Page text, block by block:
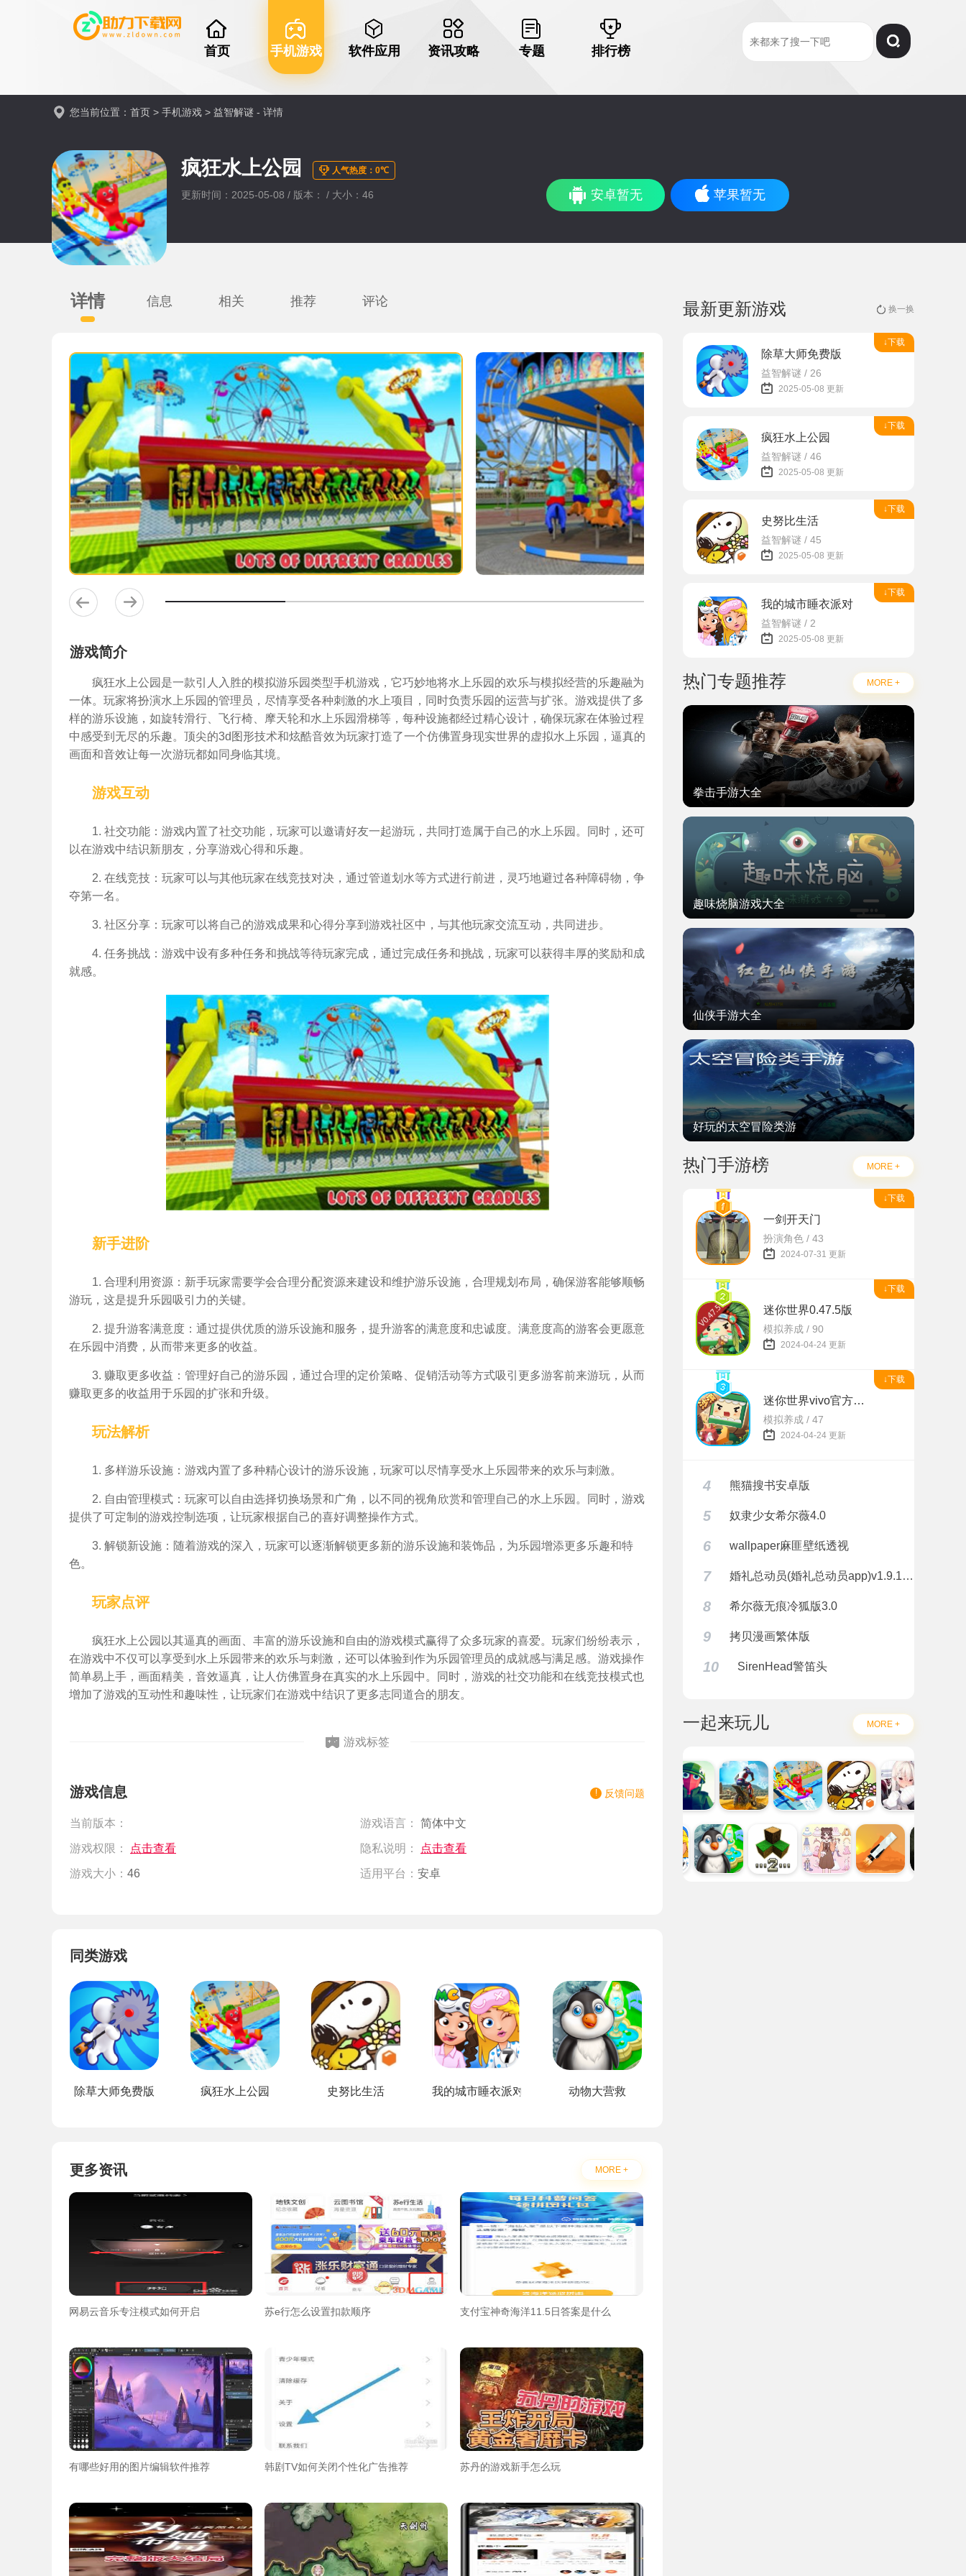
首页 手机游戏 软件应用 资讯攻略 专题 排行榜
您当前位置： 首页 > 手机游戏 > 益智解谜 - 详情
疯狂水上公园 人气热度：0℃
更新时间：2025-05-08 / 版本： / 大小：46 安卓暂无 苹果暂无
详情 信息 相关 推荐 评论
游戏简介
疯狂水上公园是一款引人入胜的模拟游乐园类型手机游戏，它巧妙地将水上乐园的欢乐与模拟经营的乐趣融为
一体。玩家将扮演水上乐园的管理员，尽情享受各种刺激的水上项目，同时负责乐园的运营与扩张。游戏提供了多
样的游乐设施，如旋转滑行、飞行椅、摩天轮和水上乐园滑梯等，每种设施都经过精心设计，确保玩家在体验过程
中感受到无尽的乐趣。顶尖的3d图形技术和炫酷音效为玩家打造了一个仿佛置身现实世界的虚拟水上乐园，逼真的
画面和音效让每一次游玩都如同身临其境。
游戏互动
1. 社交功能：游戏内置了社交功能，玩家可以邀请好友一起游玩，共同打造属于自己的水上乐园。同时，还可
以在游戏中结识新朋友，分享游戏心得和乐趣。
2. 在线竞技：玩家可以与其他玩家在线竞技对决，通过管道划水等方式进行前进，灵巧地避过各种障碍物，争
夺第一名。
3. 社区分享：玩家可以将自己的游戏成果和心得分享到游戏社区中，与其他玩家交流互动，共同进步。
4. 任务挑战：游戏中设有多种任务和挑战等待玩家完成，通过完成任务和挑战，玩家可以获得丰厚的奖励和成
就感。
新手进阶
1. 合理利用资源：新手玩家需要学会合理分配资源来建设和维护游乐设施，合理规划布局，确保游客能够顺畅
游玩，这是提升乐园吸引力的关键。
2. 提升游客满意度：通过提供优质的游乐设施和服务，提升游客的满意度和忠诚度。满意度高的游客会更愿意
在乐园中消费，从而带来更多的收益。
3. 赚取更多收益：管理好自己的游乐园，通过合理的定价策略、促销活动等方式吸引更多游客前来游玩，从而
赚取更多的收益用于乐园的扩张和升级。
玩法解析
1. 多样游乐设施：游戏内置了多种精心设计的游乐设施，玩家可以尽情享受水上乐园带来的欢乐与刺激。
2. 自由管理模式：玩家可以自由选择切换场景和广角，以不同的视角欣赏和管理自己的水上乐园。同时，游戏
提供了可定制的游戏控制选项，让玩家根据自己的喜好调整操作方式。
3. 解锁新设施：随着游戏的深入，玩家可以逐渐解锁更多新的游乐设施和装饰品，为乐园增添更多乐趣和特
色。
玩家点评
疯狂水上公园以其逼真的画面、丰富的游乐设施和自由的游戏模式赢得了众多玩家的喜爱。玩家们纷纷表示，
在游戏中不仅可以享受到水上乐园带来的欢乐与刺激，还可以体验到作为乐园管理员的成就感与满足感。游戏操作
简单易上手，画面精美，音效逼真，让人仿佛置身在真实的水上乐园中。同时，游戏的社交功能和在线竞技模式也
增加了游戏的互动性和趣味性，让玩家们在游戏中结识了更多志同道合的朋友。
游戏标签
游戏信息 反馈问题
当前版本： 游戏语言： 简体中文
游戏权限： 点击查看 隐私说明： 点击查看
游戏大小： 46 适用平台： 安卓
同类游戏
除草大师免费版 疯狂水上公园 史努比生活 我的城市睡衣派对 动物大营救
更多资讯 MORE +
网易云音乐专注模式如何开启 苏e行怎么设置扣款顺序 支付宝神奇海洋11.5日答案是什么
有哪些好用的图片编辑软件推荐 韩剧TV如何关闭个性化广告推荐 苏丹的游戏新手怎么玩
最新更新游戏 换一换
↓下载
除草大师免费版
益智解谜 / 26
2025-05-08 更新
↓下载
疯狂水上公园
益智解谜 / 46
2025-05-08 更新
↓下载
史努比生活
益智解谜 / 45
2025-05-08 更新
↓下载
我的城市睡衣派对
益智解谜 / 2
2025-05-08 更新
热门专题推荐 MORE +
拳击手游大全
趣味烧脑游戏大全
仙侠手游大全
好玩的太空冒险类游
热门手游榜 MORE +
↓下载
一剑开天门
扮演角色 / 43
2024-07-31 更新
↓下载
迷你世界0.47.5版
模拟养成 / 90
2024-04-24 更新
↓下载
迷你世界vivo官方正版
模拟养成 / 47
2024-04-24 更新
4 熊猫搜书安卓版
5 奴隶少女希尔薇4.0
6 wallpaper麻匪壁纸透视
7 婚礼总动员(婚礼总动员app)v1.9.1 安卓正式版
8 希尔薇无痕冷狐版3.0
9 拷贝漫画繁体版
10 SirenHead警笛头
一起来玩儿 MORE +